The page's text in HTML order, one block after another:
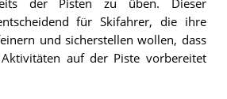
der Pisten zu üben. Dieser
für Skifahrer, die ihre
und sicherstellen wollen, dass
auf der Piste vorbereitet